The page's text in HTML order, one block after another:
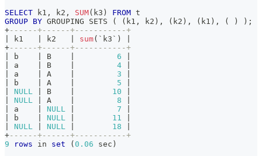
SELECT k1 , k2 , SUM( k3 ) FROM t
GROUP BY GROUPING SETS ( ( k1 , k2 ) , ( k2 ) , ( k1 ) , ( ) ) ;
+------+------+-----------+
k1 k2 sum( ` k3 ` )
+------+------+-----------+
b B 6
a B 4
a A 3
b A 5
NULL B 10
NULL A 8
a NULL 7
b NULL 11
NULL NULL 18
+------+------+-----------+
9
rows in set (0.06 sec )